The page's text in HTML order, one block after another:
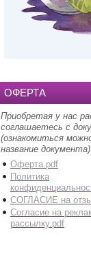
ОФЕРТА
Приобретая у нас
соглашаетесь с
(ознакомиться
название
Оферта.pdf
Политика
СОГЛАСИЕ на
Согласие на
рассылку.pdf